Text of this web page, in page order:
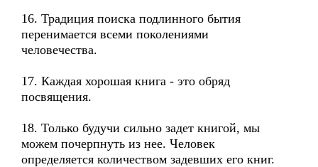
16. Традиция поиска подлинного бытия
перенимается всеми поколениями
человечества.
17. Каждая хорошая книга - это обряд
посвящения.
18. Только будучи сильно задет книгой, мы
можем почерпнуть из нее. Человек
определяется количеством задевших его книг.